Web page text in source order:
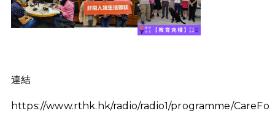
連結
https://www.rthk.hk/radio/radio1/programme/